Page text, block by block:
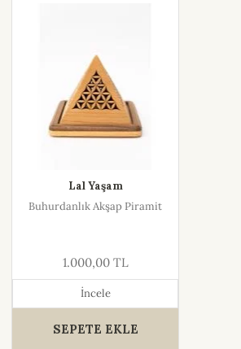
Lal Yaşam
Buhurdanlık Akşap Piramit
1.000,00 TL
İncele
SEPETE EKLE